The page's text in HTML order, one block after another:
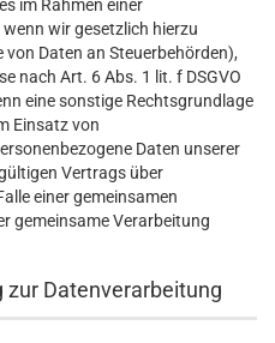
im Rahmen einer
wir gesetzlich hierzu
Daten an Steuerbehörden),
nach Art. 6 Abs. 1 lit. f DSGVO
eine sonstige Rechtsgrundlage
Einsatz von
Daten unserer
Vertrags über
einer gemeinsamen
gemeinsame Verarbeitung
zur Datenverarbeitung